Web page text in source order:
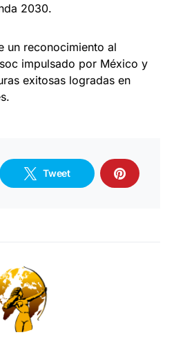
2030.
un reconocimiento al
impulsado por México y
exitosas logradas en
Tweet